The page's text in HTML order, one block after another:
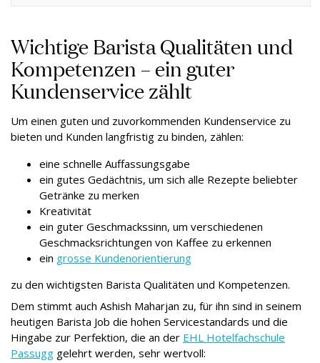
Wichtige Barista Qualitäten und
Kompetenzen – ein guter
Kundenservice zählt
Um einen guten und zuvorkommenden Kundenservice zu
bieten und Kunden langfristig zu binden, zählen:
eine schnelle Auffassungsgabe
ein gutes Gedächtnis, um sich alle Rezepte beliebter
Getränke zu merken
Kreativität
ein guter Geschmackssinn, um verschiedenen
Geschmacksrichtungen von Kaffee zu erkennen
ein grosse Kundenorientierung
zu den wichtigsten Barista Qualitäten und Kompetenzen.
Dem stimmt auch Ashish Maharjan zu, für ihn sind in seinem
heutigen Barista Job die hohen Servicestandards und die
Hingabe zur Perfektion, die an der EHL Hotelfachschule
Passugg gelehrt werden, sehr wertvoll: